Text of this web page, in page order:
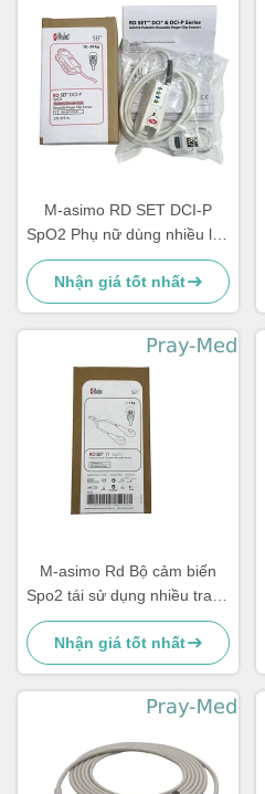
M-asimo RD SET DCI-P
SpO2 Phụ nữ dùng nhiều lần
cảm biến clip ngón tay 4051
Nhận giá tốt nhất
M-asimo Rd Bộ cảm biến
Spo2 tái sử dụng nhiều trang
YI TPU 0,9m 4054
Nhận giá tốt nhất